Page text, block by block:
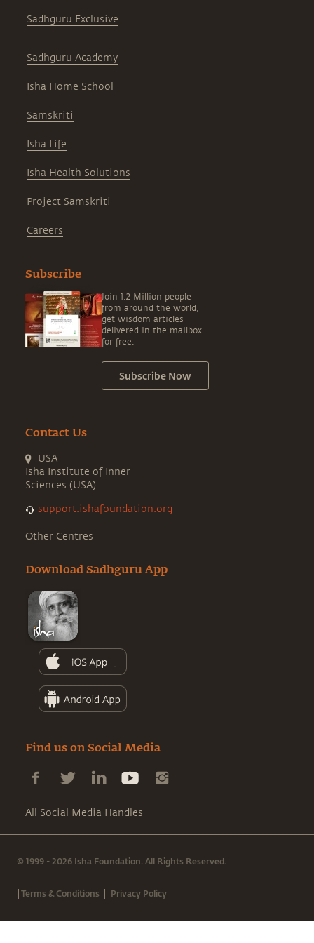
Sadhguru Exclusive
Sadhguru Academy
Isha Home School
Samskriti
Isha Life
Isha Health Solutions
Project Samskriti
Careers
Subscribe
Join 1.2 Million people
from around the world,
get wisdom articles
delivered in the mailbox
for free.
Subscribe Now
Contact Us
USA
Isha Institute of Inner
Sciences (USA)
support.ishafoundation.org
Other Centres
Download Sadhguru App
Find us on Social Media
All Social Media Handles
© 1999 - 2026 Isha Foundation. All Rights Reserved.
|Terms & Conditions | Privacy Policy